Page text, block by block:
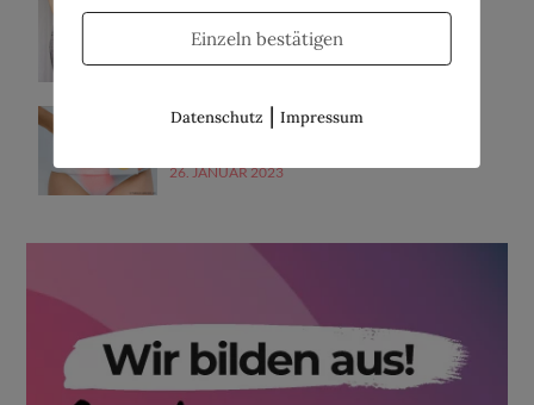
2. FEBRUAR 2023
Ursachen für Missempfindungen in der
26. JANUAR 2023
Einzeln bestätigen
Datenschutz | Impressum